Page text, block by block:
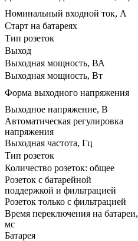
Номинальный входной ток, А
Старт на батареях
Тип розеток
Выход
Выходная мощность, ВА
Выходная мощность, Вт
Форма выходного напряжения
Выходное напряжение, В
Автоматическая регулировка
напряжения
Выходная частота, Гц
Тип розеток
Количество розеток: общее
Розеток с батарейной
поддержкой и фильтрацией
Розеток только с фильтрацией
Время переключения на батареи,
мс
Батарея